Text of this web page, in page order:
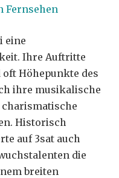
Fernsehen
eine
Ihre Auftritte
oft Höhepunkte des
ihre musikalische
Historisch
auf 3sat auch
die
breiten